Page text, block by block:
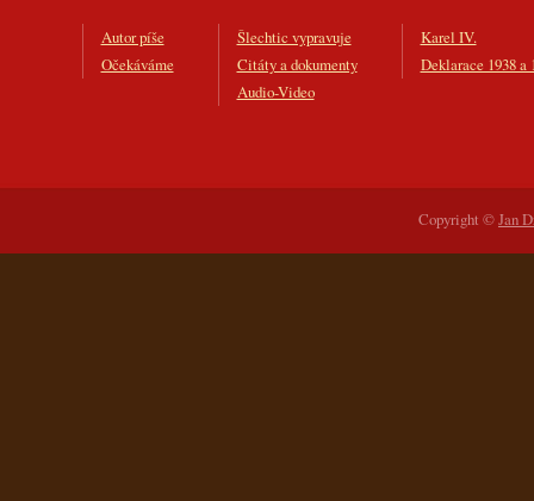
Autor píše
Očekáváme
Šlechtic vypravuje
Citáty a dokumenty
Audio-Video
Karel IV.
Deklarace 1938 a
Copyright ©Jan